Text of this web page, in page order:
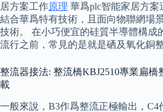
居方案工作原理 華爲plc智能家居方案
結合華爲特有技術，且面向物聯網場
技術。 在小巧便宜的硅質半導體構成
流行之前，常見的是就是硒及氧化銅整
整流器接法: 整流橋KBJ2510專業扁橋
載
一般來說，B3作爲整流正極輸出，